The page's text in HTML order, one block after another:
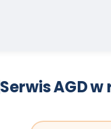
Serwis AGD